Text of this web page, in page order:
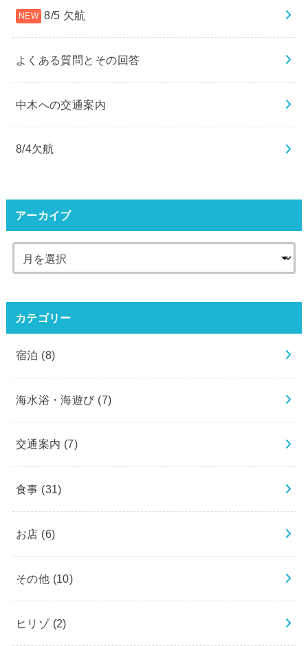
8/5 欠航
よくある質問とその回答
中木への交通案内
8/4欠航
アーカイブ
カテゴリー
宿泊 (8)
海水浴・海遊び (7)
交通案内 (7)
食事 (31)
お店 (6)
その他 (10)
ヒリゾ (2)